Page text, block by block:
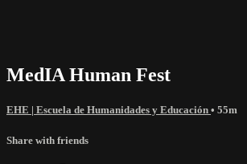
MedIA Human Fest
EHE | Escuela de Humanidades y Educación • 55m
Share with friends